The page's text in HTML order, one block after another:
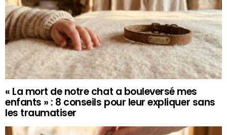
« La mort de notre chat a bouleversé mes
enfants » : 8 conseils pour leur expliquer sans
les traumatiser